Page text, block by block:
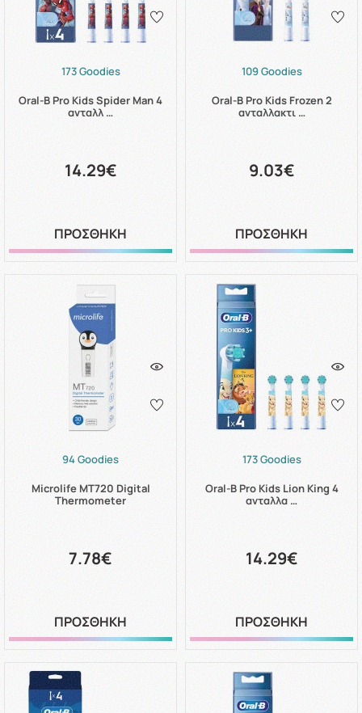
173 Goodies
Oral-B Pro Kids Spider Man 4
ανταλλ …
14.29€
ΠΡΟΣΘΗΚΗ
109 Goodies
Oral-B Pro Kids Frozen 2
ανταλλακτι …
9.03€
ΠΡΟΣΘΗΚΗ
94 Goodies
Microlife MT720 Digital
Thermometer
7.78€
ΠΡΟΣΘΗΚΗ
173 Goodies
Oral-B Pro Kids Lion King 4
ανταλλα …
14.29€
ΠΡΟΣΘΗΚΗ